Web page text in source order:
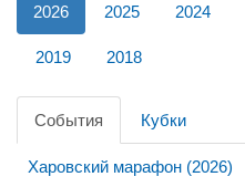
2026 2025 2024
2019 2018
События Кубки
Харовский марафон (2026)